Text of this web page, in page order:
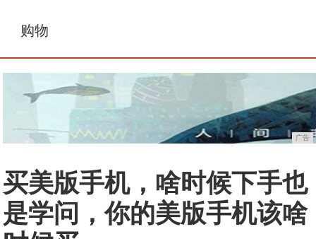
购物
广告
买美版手机，啥时候下手也
是学问，你的美版手机该啥